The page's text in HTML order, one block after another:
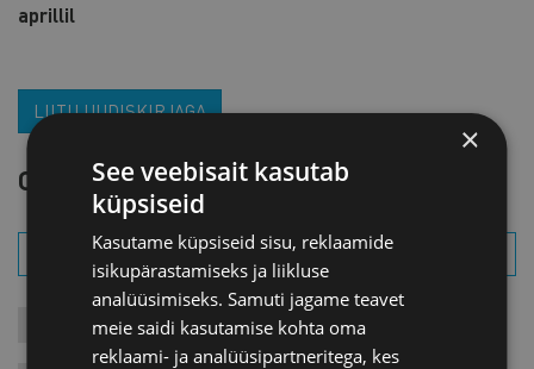
aprillil
LIITU UUDISKIRJAGA
OTSI SÜNDMUST
KONTAKTÜRITUSED KOOLITUSED LIIKMEÜRITUSED
×
See veebisait kasutab
küpsiseid
Kasutame küpsiseid sisu, reklaamide
isikupärastamiseks ja liikluse
analüüsimiseks. Samuti jagame teavet
meie saidi kasutamise kohta oma
reklaami- ja analüüsipartneritega, kes